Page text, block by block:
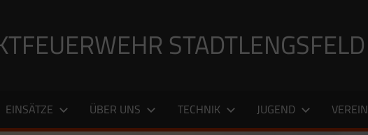
STADTLENGSFELD
EINSÄTZE ÜBER UNS TECHNIK JUGEND VEREIN